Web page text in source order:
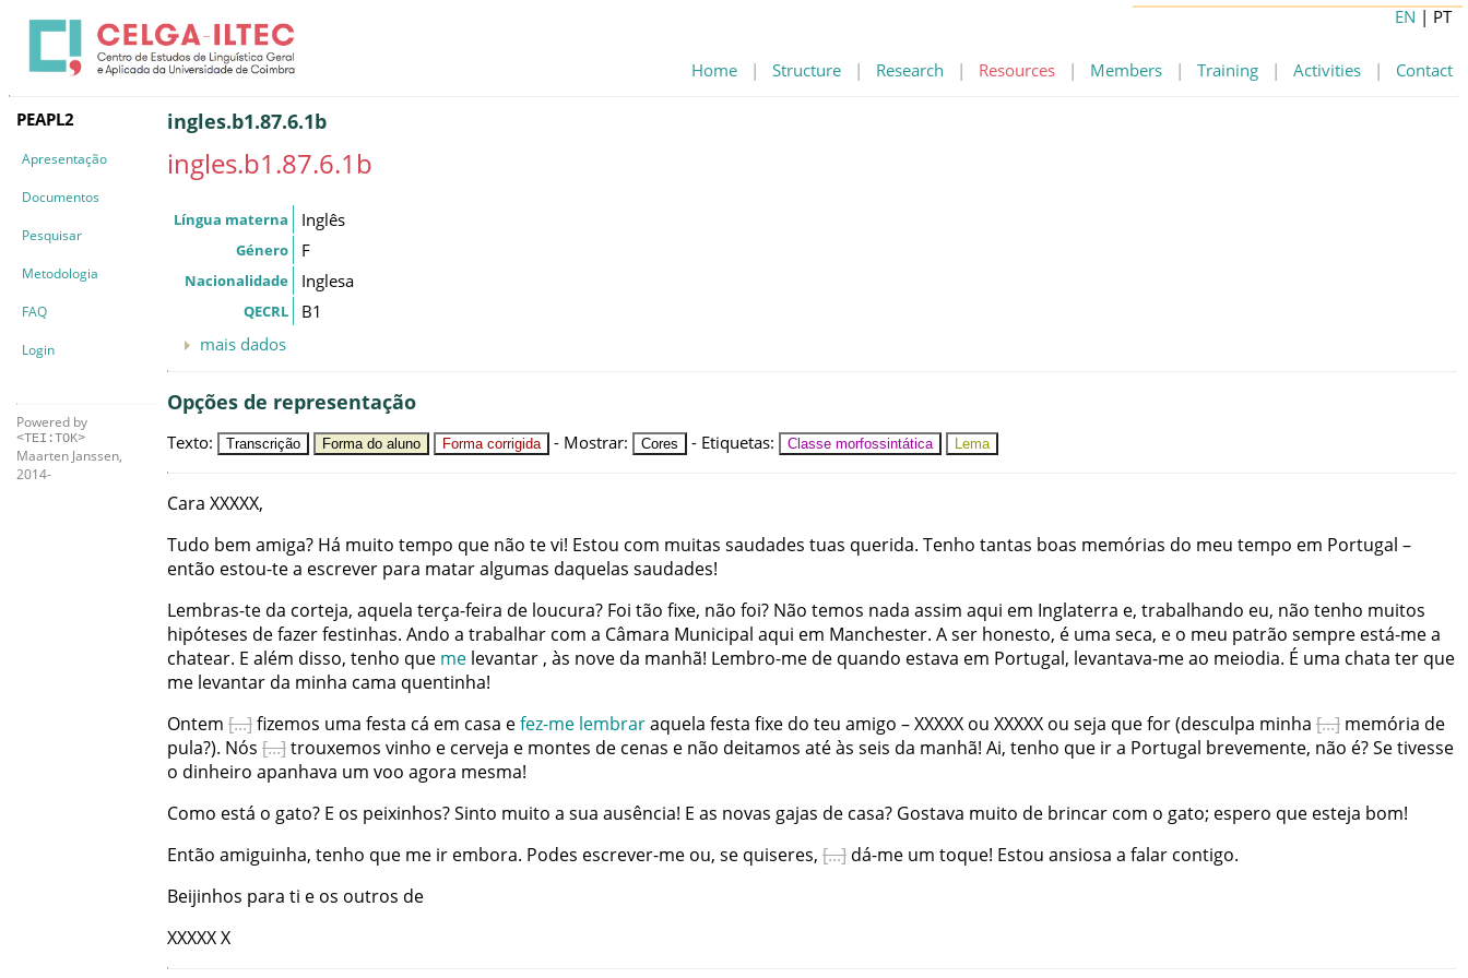
Home | Structure | Research | Resources | Members | Training | Activities | Contact
EN | PT
PEAPL2
Apresentação
Documentos
Pesquisar
Metodologia
FAQ
Login
Powered by
<TEI:TOK>
Maarten Janssen,
2014-
ingles.b1.87.6.1b
ingles.b1.87.6.1b
Língua materna Inglês
Género F
Nacionalidade Inglesa
QECRL
B1
mais dados
Opções de representação
Texto: Transcrição Forma do aluno Forma corrigida - Mostrar: Cores - Etiquetas: Classe morfossintática Lema
Cara XXXXX,
Tudo bem amiga? Há muito tempo que não tevi! Estou com muitas saudades tuas querida. Tenho tantas boas memórias do meu tempo em Portugal –
então estou-tea escrever para mataralgumas daquelas saudades!
Lembras-te da corteja, aquela terça-feira de loucura? Foi tão fixe, não foi? Não temos nada assim aqui em Inglaterra e, trabalhando eu, não tenho muitos
hipóteses defazerfestinhas. Ando a trabalhar com a Câmara Municipal aqui em Manchester. Aser honesto, é uma seca, e o meu patrão sempre está-mea
chatear. E além disso, tenho que me levantar , às nove da manhã! Lembro-me de quando estava em Portugal, levantava-meao meiodia. É uma chata ter que
me levantar da minha cama quentinha!
Ontem
fizemos uma festa cá em casa efez-me lembraraquela festa fixe do teu amigo –XXXXX ou XXXXX ou seja quefor(desculpa minha memória de
pula?). Nós trouxemos vinho e cerveja e montes de cenas e não deitamos atéàs seis da manhã! Ai, tenho que ira Portugal brevemente, não é?Setivesse
o dinheiro apanhava um voo agora mesma!
Como está o gato? E os peixinhos?Sinto muito a sua ausência! E as novas gajas de casa? Gostava muito de brincar com o gato; espero que esteja bom!
Então amiguinha, tenho que me ir embora. Podes escrever-me ou, se quiseres, dá-me um toque! Estou ansiosa a falar contigo.
Beijinhos para ti e os outros de
XXXXXX